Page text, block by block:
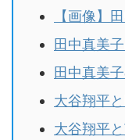
【画像】
田中真美
田中真美
大谷翔平
大谷翔平